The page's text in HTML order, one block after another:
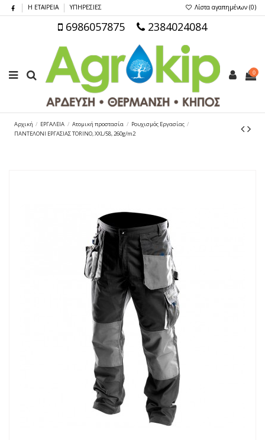
Η ΕΤΑΙΡΕΙΑ ΥΠΗΡΕΣΙΕΣ Λίστα αγαπημένων (0)
6986057875 2384024084
0
Αρχική ΕΡΓΑΛΕΙΑ Ατομική προστασία
Ρουχισμός Εργασίας
ΠΑΝΤΕΛΟΝΙ ΕΡΓΑΣΙΑΣ TORINO, XXL/58, 260g/m2